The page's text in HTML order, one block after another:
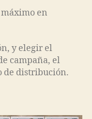
en
y elegir el
campaña, el
de distribución.